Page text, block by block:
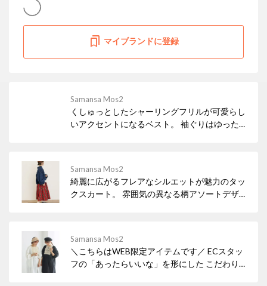
マイブランドに登録
Samansa Mos2
くしゅっとしたシャーリングフリルが可愛らし
いアクセントになるベスト。 袖ぐりはゆったり
Samansa Mos2
綺麗に広がるフレアなシルエットが魅力のタッ
クスカート。 雰囲気の異なる柄アソートデザイ
Samansa Mos2
＼こちらはWEB限定アイテムです／ ECスタッ
フの「あったらいいな」を形にした こだわりの